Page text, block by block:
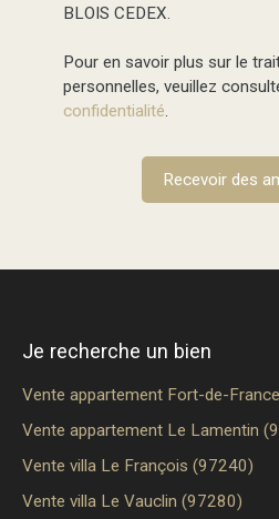
BLOIS CEDEX.
Pour en savoir plus sur le
personnelles, veuillez
confidentialité.
Recevoir des
Je recherche un bien
Vente appartement Fort-de-
Vente appartement Le Lamentin
Vente villa Le François (97240)
Vente villa Le Vauclin (97280)